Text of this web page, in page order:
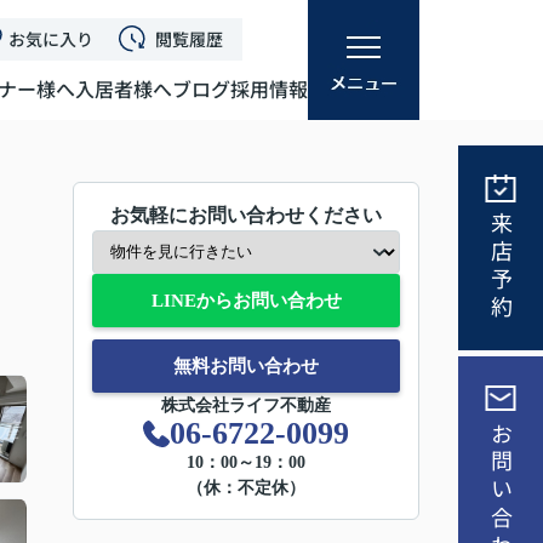
お気に入り 閲覧履歴
ー様へ入居者様へブログ採用情報
来店予約
お問い合わせ
お気軽にお問い合わせください
LINEからお問い合わせ
無料お問い合わせ
株式会社ライフ不動産
06-6722-0099
10：00～19：00
（休：不定休）